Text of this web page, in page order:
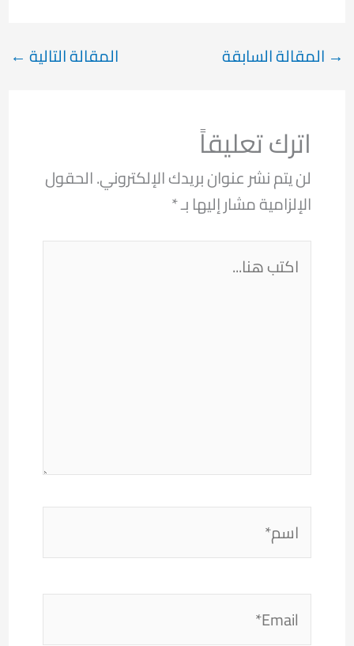
→ المقالة السابقة المقالة التالية ←
اترك تعليقاً
لن يتم نشر عنوان بريدك الإلكتروني.الحقول
الإلزامية مشار إليها بـ*
اكتب
هنا...
اسم*
Email*